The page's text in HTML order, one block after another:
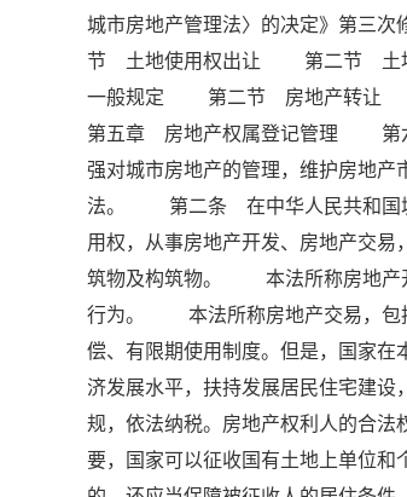
城市房地产管理法〉的决定
节 土地使用权出让 第二节
一般规定 第二节 房地产转
第五章 房地产权属登记管
强对城市房地产的管理，维护房地产
法。 第二条 在中华人民共和国城
用权，从事房地产开发、房地产交
筑物及构筑物。 本法所称房地产开
行为。 本法所称房地产交易，包
偿、有限期使用制度。但是，国家
济发展水平，扶持发展居民住宅建
规，依法纳税。房地产权利人的合
要，国家可以征收国有土地上单位和